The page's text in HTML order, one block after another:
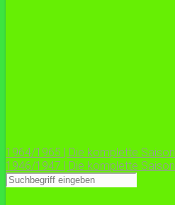
1964/1965 | Die komplette Saison
1946/1947 | Die komplette Saison